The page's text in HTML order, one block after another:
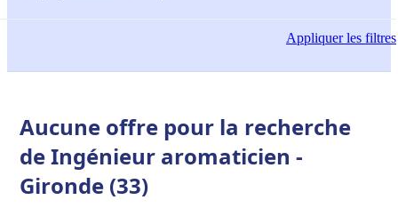
Appliquerles filtres
Aucune offre pour la recherche
de Ingénieur aromaticien -
Gironde (33)